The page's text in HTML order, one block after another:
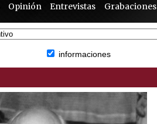
Opinión Entrevistas Grabaciones
informaciones